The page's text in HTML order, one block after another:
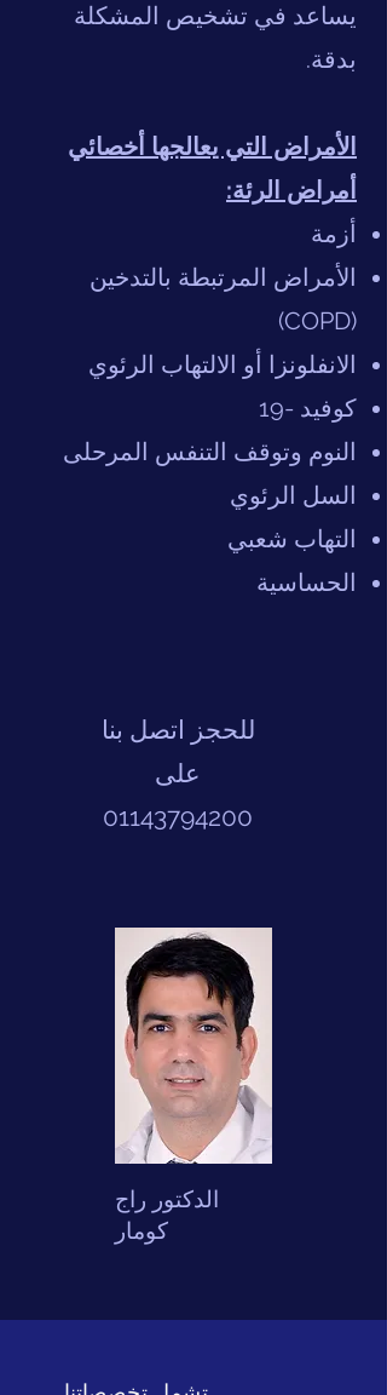
يساعد في تشخيص المشكلة
بدقة.
الأمراض التي يعالجها أخصائي
أمراض الرئة:
أزمة
الأمراض المرتبطة بالتدخين
(COPD)
الانفلونزا أو الالتهاب الرئوي
كوفيد -19
النوم وتوقف التنفس المرحلى
السل الرئوي
التهاب شعبي
الحساسية
الدكتور راج
كومار
للحجز اتصل بنا
على
01143794200